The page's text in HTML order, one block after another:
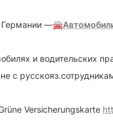
Германии —🚘
и водительских
с
Versicherungskarte